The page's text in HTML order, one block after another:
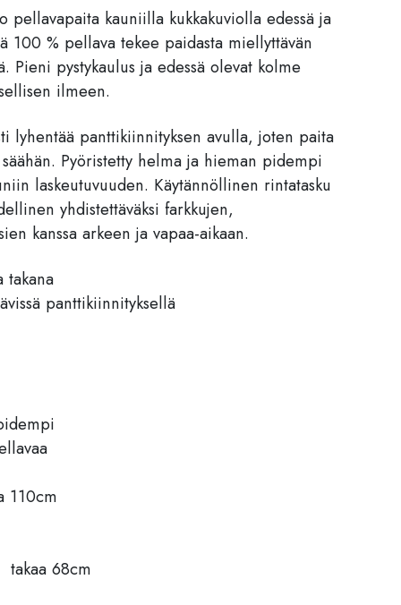
pellavapaita kauniilla kukkakuviolla edessä ja
100 % pellava tekee paidasta miellyttävän
Pieni pystykaulus ja edessä olevat kolme
ilmeen.
lyhentää panttikiinnityksen avulla, joten paita
Pyöristetty helma ja hieman pidempi
laskeutuvuuden. Käytännöllinen rintatasku
yhdistettäväksi farkkujen,
kanssa arkeen ja vapaa-aikaan.
takana
panttikiinnityksellä
110cm
takaa 68cm